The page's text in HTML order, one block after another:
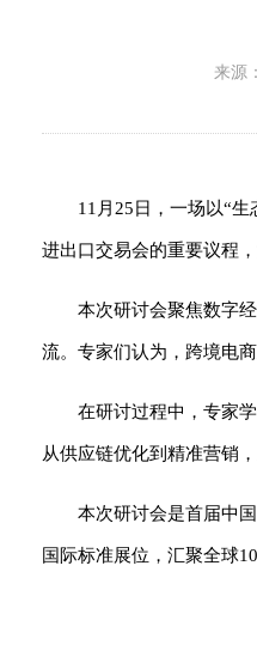
来源
11月25日，一场以“
进出口交易会的重要议程
本次研讨会聚焦数字
流。专家们认为，跨境电
在研讨过程中，专家
从供应链优化到精准营销
本次研讨会是首届中
国际标准展位，汇聚全球